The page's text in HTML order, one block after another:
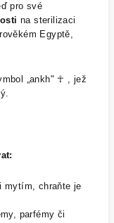
pro své
na sterilizaci
Egyptě,
„ankh" ☥ , jež
mytím, chraňte je
parfémy či